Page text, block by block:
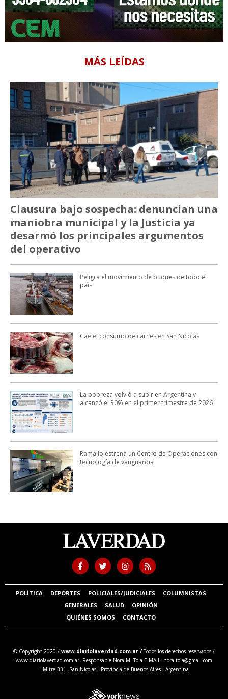
MÁS LEÍDAS
Clausura bajo sospecha: denuncian una
maniobra municipal y la Justicia ya
desarmó los principales argumentos
del operativo
Peligra el movimiento de buques de todo el
país
Cae el consumo de carnes en San Nicolás
La pobreza volvió a subir en Argentina y
alcanzó el 30% en el primer trimestre de 2026
Ramallo estrena un Centro de Operaciones con
tecnología de vanguardia
POLÍTICA DEPORTES POLICIALES/JUDICIALES
COLUMNISTAS
GENERALES
SALUD
OPINIÓN
QUIÉNES SOMOS
CONTACTO
© Copyright 2020 / www.diariolaverdad.com.ar /Todos los derechos reservados /
www.diariolaverdad.com.ar Responsable Nora M. Toia E-MAIL: nora.toia@gmail.com
- Mitre 331. San Nicolás. Provincia de Buenos Aires - Argentina